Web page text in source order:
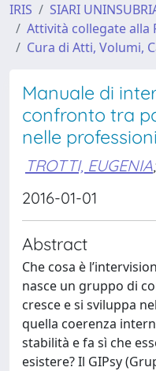
IRIS
SIARI
Attività collegate alla
Cura di Atti, Volumi,
Manuale di
confronto tra
nelle
TROTTI, EUGENIA;
2016-01-01
Abstract
Che cosa è
nasce un gruppo di
cresce e si sviluppa
quella coerenza
stabilità e fa sì che
esistere? Il GIPsy